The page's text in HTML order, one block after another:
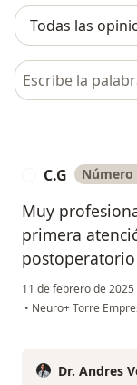
Busca en
C.G
Muy
primera
postoperatorio
11 de febrero de 2025
• Neuro+ Torre
Dr. Andres